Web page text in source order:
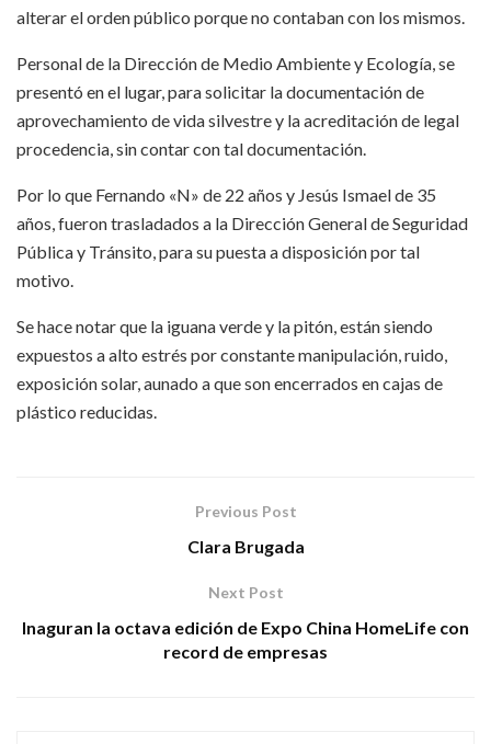
alterar el orden público porque no contaban con los mismos.
Personal de la Dirección de Medio Ambiente y Ecología, se
presentó en el lugar, para solicitar la documentación de
aprovechamiento de vida silvestre y la acreditación de legal
procedencia, sin contar con tal documentación.
Por lo que Fernando «N» de 22 años y Jesús Ismael de 35
años, fueron trasladados a la Dirección General de Seguridad
Pública y Tránsito, para su puesta a disposición por tal
motivo.
Se hace notar que la iguana verde y la pitón, están siendo
expuestos a alto estrés por constante manipulación, ruido,
exposición solar, aunado a que son encerrados en cajas de
plástico reducidas.
Previous Post
Clara Brugada
Next Post
Inaguran la octava edición de Expo China HomeLife con
record de empresas